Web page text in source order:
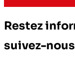
Restez
suivez-